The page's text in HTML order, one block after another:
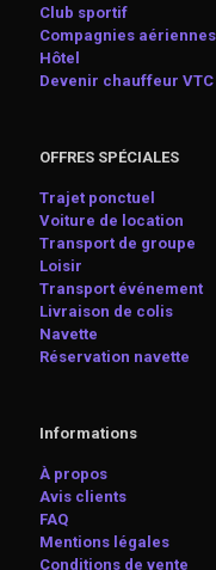
Club sportif
Compagnies aériennes
Hôtel
Devenir chauffeur VTC
OFFRES SPÉCIALES
Trajet ponctuel
Voiture de location
Transport de groupe
Loisir
Transport événement
Livraison de colis
Navette
Réservation navette
Informations
À propos
Avis clients
FAQ
Mentions légales
Conditions de vente